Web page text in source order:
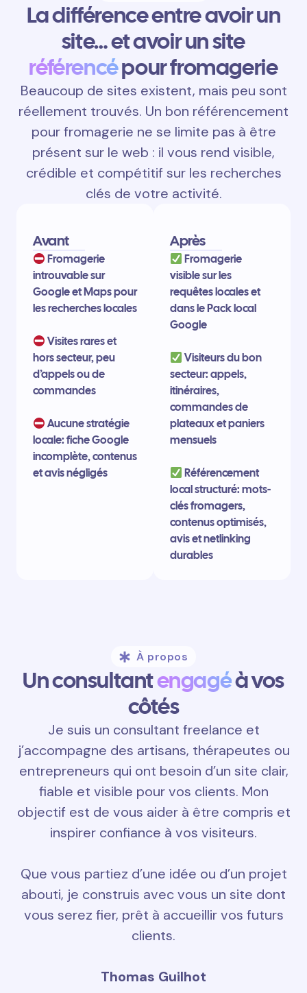
La différence entre avoir un
site… et avoir un site
référencépour fromagerie
Beaucoup de sites existent, mais peu sont
réellement trouvés. Un bon référencement
pour fromagerie ne se limite pas à être
présent sur le web : il vous rend visible,
crédible et compétitif sur les recherches
clés de votre activité.
Avant
Fromagerie
introuvable sur
Google et Maps pour
les recherches locales
Visites rares et
hors secteur, peu
d’appels ou de
commandes
Aucune stratégie
locale: fiche Google
incomplète, contenus
et avis négligés
Après
Fromagerie
visible sur les
requêtes locales et
dans le Pack local
Google
Visiteurs du bon
secteur: appels,
itinéraires,
commandes de
plateaux et paniers
mensuels
Référencement
local structuré: mots-
clés fromagers,
contenus optimisés,
avis et netlinking
durables
À propos
Un consultantengagéà vos
côtés
Je suis un consultant freelance et
j’accompagne des artisans, thérapeutes ou
entrepreneurs qui ont besoin d’un site clair,
fiable et visible pour vos clients. Mon
objectif est de vous aider à être compris et
inspirer confiance à vos visiteurs.
Que vous partiez d’une idée ou d’un projet
abouti, je construis avec vous un site dont
vous serez fier, prêt à accueillir vos futurs
clients.
Thomas Guilhot